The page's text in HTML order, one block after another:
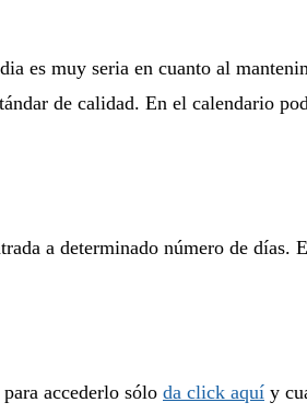
es muy seria en cuanto al
de calidad. En el calendario
a determinado número de días.
accederlo sólo da click aquí y